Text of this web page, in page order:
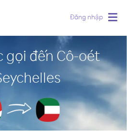
Đăng nhập
gọi đến Cô-oét